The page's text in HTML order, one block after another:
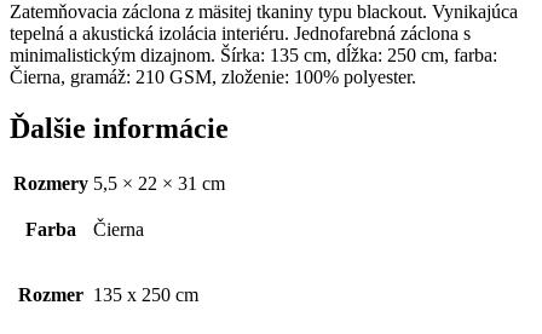
Zatemňovacia záclona z mäsitej tkaniny typu blackout. Vynikajúca
tepelná a akustická izolácia interiéru. Jednofarebná záclona s
minimalistickým dizajnom. Šírka: 135 cm, dĺžka: 250 cm, farba:
Čierna, gramáž: 210 GSM, zloženie: 100% polyester.
Ďalšie informácie
Rozmery 5,5 × 22 × 31 cm
Farba Čierna
Rozmer 135 x 250 cm